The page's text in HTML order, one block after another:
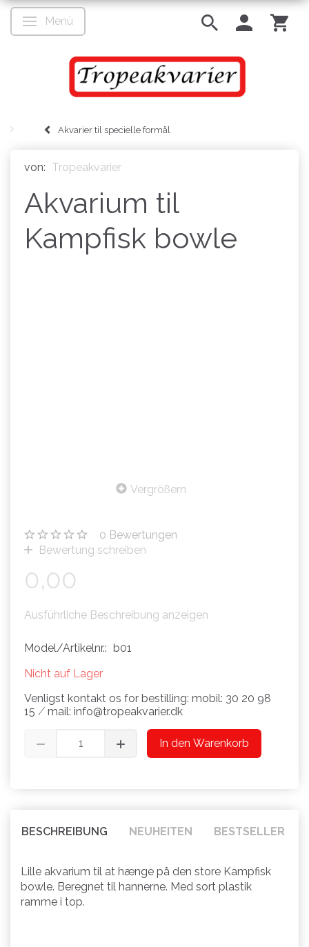
Anzeige ändern
Menü
Akvarier til specielle formål
von: Tropeakvarier
Akvarium til
Kampfisk bowle
Vergrößern
0 Bewertungen
Bewertung schreiben
0,00
Ausführliche Beschreibung anzeigen
Model/Artikelnr.: b01
Nicht auf Lager
Venligst kontakt os for bestilling: mobil: 30 20 98
15 ⁄ mail: info@tropeakvarier.dk
In den Warenkorb
BESCHREIBUNG NEUHEITEN BESTSELLER
Lille akvarium til at hænge på den store Kampfisk
bowle. Beregnet til hannerne. Med sort plastik
ramme i top.